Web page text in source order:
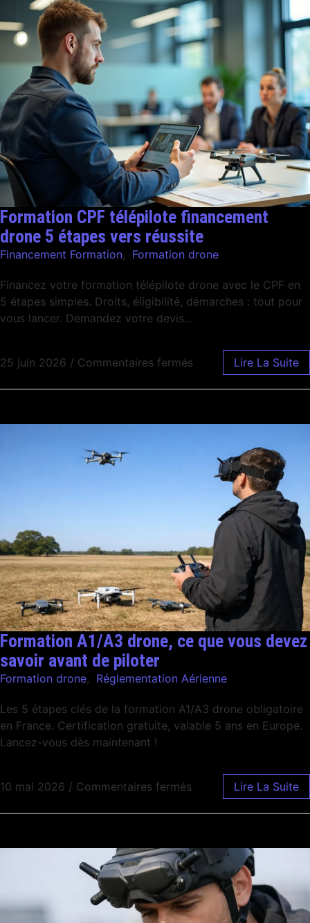
Formation CPF télépilote financement
drone 5 étapes vers réussite
Financement Formation, Formation drone
Financez votre formation télépilote drone avec le CPF en
5 étapes simples. Droits, éligibilité, démarches : tout pour
vous lancer. Demandez votre devis…
25 juin 2026 / Commentaires fermés Lire La Suite
Formation A1/A3 drone, ce que vous devez
savoir avant de piloter
Formation drone, Réglementation Aérienne
Les 5 étapes clés de la formation A1/A3 drone obligatoire
en France. Certification gratuite, valable 5 ans en Europe.
Lancez-vous dès maintenant !
10 mai 2026 / Commentaires fermés Lire La Suite